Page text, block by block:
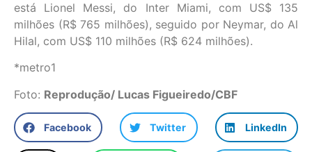
está Lionel Messi, do Inter Miami, com US$ 135
milhões (R$ 765 milhões), seguido por Neymar, do Al
Hilal, com US$ 110 milhões (R$ 624 milhões).
*metro1
Foto: Reprodução/ Lucas Figueiredo/CBF
Facebook Twitter LinkedIn